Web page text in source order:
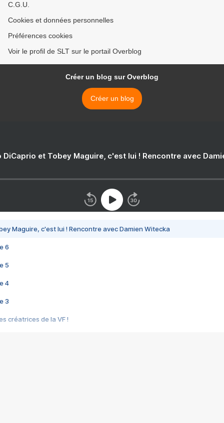
C.G.U.
Cookies et données personnelles
Préférences cookies
Voir le profil de SLT sur le portail Overblog
Créer un blog sur Overblog
Créer un blog
DiCaprio et Tobey Maguire, c'est lui ! Rencontre avec
Maguire, c'est lui ! Rencontre avec Damien Witecka
6
5
4
3
créatrices de la VF !